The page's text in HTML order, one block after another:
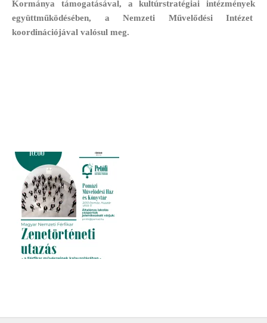
Kormánya támogatásával, a kultúrstratégiai intézmények
együttműködésében, a Nemzeti Művelődési Intézet
koordinációjával valósul meg.